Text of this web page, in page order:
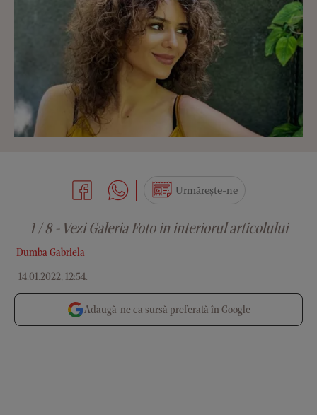
Dumba Gabriela
14.01.2022, 12:54.
Urmărește-ne
1 / 8 - Vezi Galeria Foto in interiorul articolului
Adaugă-ne ca sursă preferată în Google